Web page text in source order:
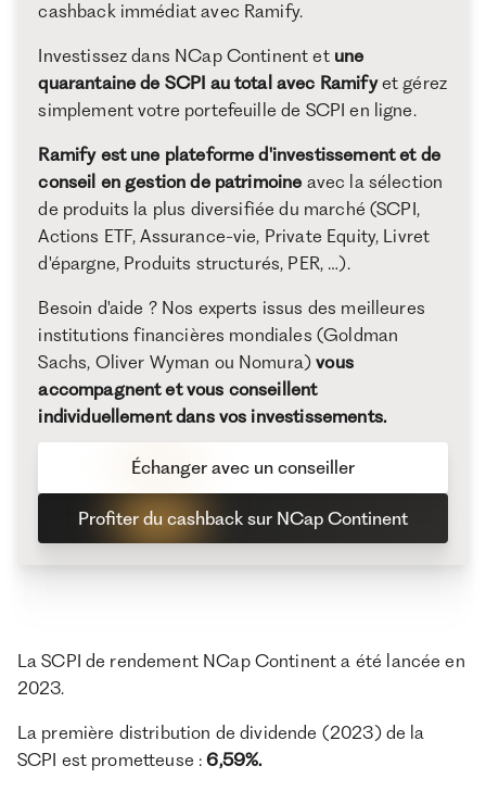
cashback immédiat avec Ramify.
Investissez dans NCap Continent et une
quarantaine de SCPI au total avec Ramifyet gérez
simplement votre portefeuille de SCPI en ligne.
Ramify est une plateforme d'investissement et de
conseil en gestion de patrimoine avec la sélection
de produits la plus diversifiée du marché (SCPI,
Actions ETF, Assurance-vie, Private Equity, Livret
d'épargne, Produits structurés, PER, …).
Besoin d'aide ? Nos experts issus des meilleures
institutions financières mondiales (Goldman
Sachs, Oliver Wyman ou Nomura)vous
accompagnent et vous conseillent
individuellement dans vos investissements.
Profiter du cashback sur NCap Continent
Échanger avec un conseiller
La SCPI de rendement NCap Continent a été lancée en
2023.
La première distribution de dividende (2023) de la
SCPI est prometteuse :6,59%.